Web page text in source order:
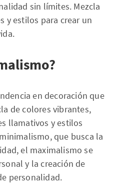
sin límites. Mezcla
y estilos para crear un
en decoración que
de colores vibrantes,
llamativos y estilos
que busca la
el maximalismo se
y la creación de
personalidad.